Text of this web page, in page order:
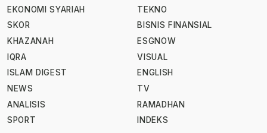
EKONOMI SYARIAH
SKOR
KHAZANAH
IQRA
ISLAM DIGEST
NEWS
ANALISIS
SPORT
TEKNO
BISNIS FINANSIAL
ESGNOW
VISUAL
ENGLISH
TV
RAMADHAN
INDEKS